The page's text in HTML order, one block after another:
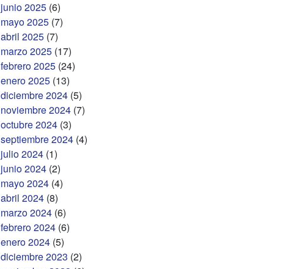
junio 2025 (6)
mayo 2025 (7)
abril 2025 (7)
marzo 2025 (17)
febrero 2025 (24)
enero 2025 (13)
diciembre 2024 (5)
noviembre 2024 (7)
octubre 2024 (3)
septiembre 2024 (4)
julio 2024 (1)
junio 2024 (2)
mayo 2024 (4)
abril 2024 (8)
marzo 2024 (6)
febrero 2024 (6)
enero 2024 (5)
diciembre 2023 (2)